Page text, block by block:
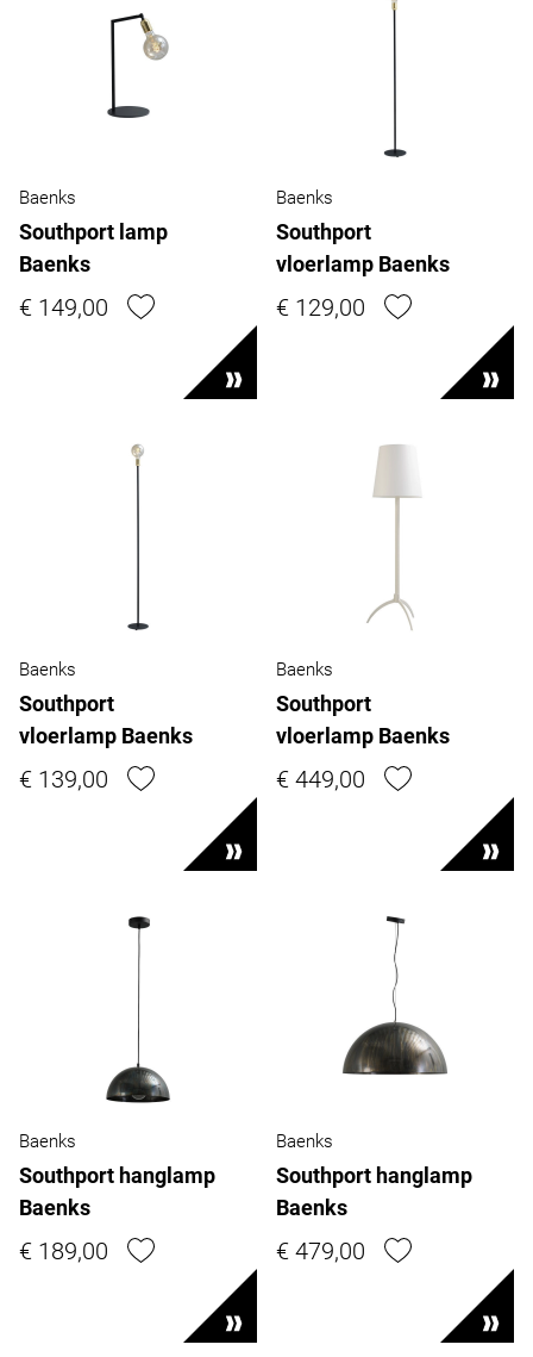
Baenks
Southport lamp
Baenks
€ 149,00
Baenks
Southport
vloerlamp Baenks
€ 129,00
Baenks
Southport
vloerlamp Baenks
€ 139,00
Baenks
Southport
vloerlamp Baenks
€ 449,00
Baenks
Southport hanglamp
Baenks
€ 189,00
Baenks
Southport hanglamp
Baenks
€ 479,00